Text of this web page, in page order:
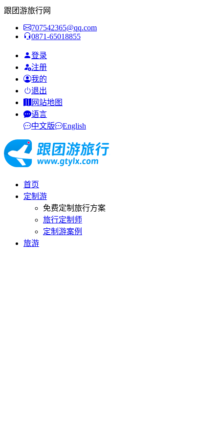
跟团游旅行网
707542365@qq.com
0871-65018855
登录
注册
我的
退出
网站地图
语言
中文版
English
首页
定制游
免费定制旅行方案
旅行定制师
定制游案例
旅游